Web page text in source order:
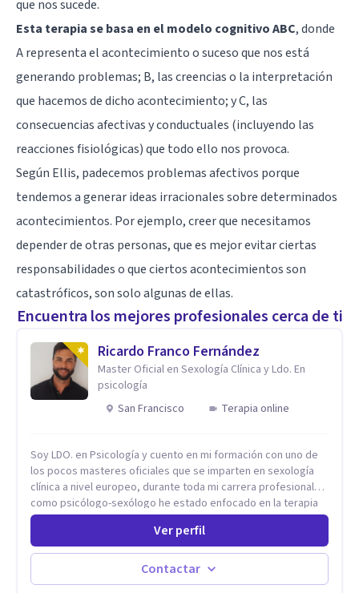
que nos sucede.
Esta terapia se basa en el modelo cognitivo ABC, donde
A representa el acontecimiento o suceso que nos está
generando problemas; B, las creencias o la interpretación
que hacemos de dicho acontecimiento; y C, las
consecuencias afectivas y conductuales (incluyendo las
reacciones fisiológicas) que todo ello nos provoca.
Según Ellis, padecemos problemas afectivos porque
tendemos a generar ideas irracionales sobre determinados
acontecimientos. Por ejemplo, creer que necesitamos
depender de otras personas, que es mejor evitar ciertas
responsabilidades o que ciertos acontecimientos son
catastróficos, son solo algunas de ellas.
Encuentra los mejores profesionales cerca de ti
Ricardo Franco Fernández
Master Oficial en Sexología Clínica y Ldo. En
psicología
San Francisco
Terapia online
Soy LDO. en Psicología y cuento en mi formación con uno de
los pocos masteres oficiales que se imparten en sexología
clínica a nivel europeo, durante toda mi carrera profesional
como psicólogo-sexólogo he estado enfocado en la terapia
sexual desde una perspectiva multidisciplinar BIO-PSICO-
SOCIAL ya que aunque las bases de mi trabajo son
psicológicas, si no se tienen en consideración otros factores
la terapia puede no funcionar al tener una visión demasiado
simplista, excluyendo de antemano otros factores que
Ver perfil
Contactar